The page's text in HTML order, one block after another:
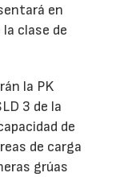
en
la clase de
la PK
3 de la
de
de carga
grúas